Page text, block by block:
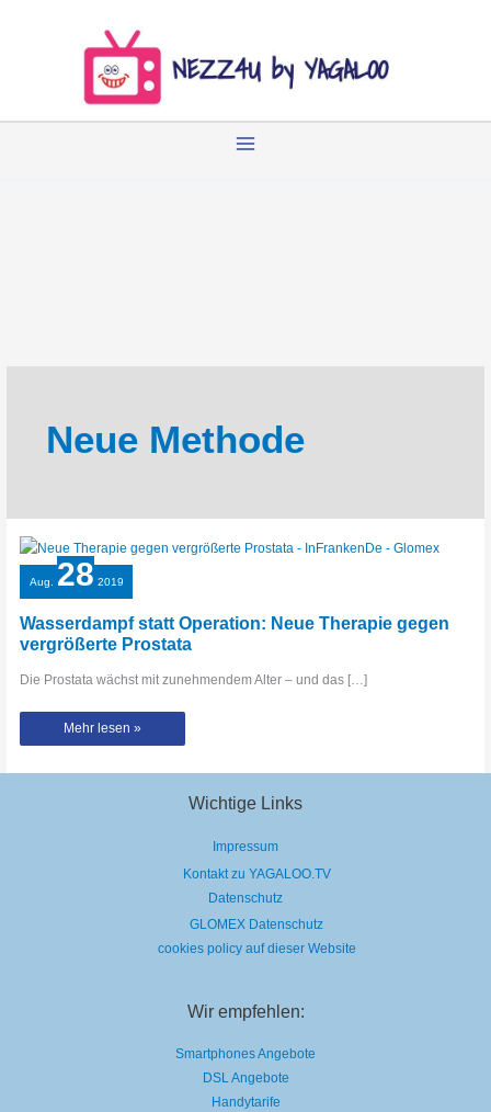
Neue Methode
Aug. 28 2019
Wasserdampf statt Operation: Neue Therapie gegen
vergrößerte Prostata
Die Prostata wächst mit zunehmendem Alter – und das […]
Wasserdampf
Operation:
Therapie
Mehr lesen »
Wichtige Links
Impressum
Kontakt zu YAGALOO.TV
Datenschutz
GLOMEX Datenschutz
cookies policy auf dieser Website
Wir empfehlen:
Smartphones Angebote
DSL Angebote
Handytarife